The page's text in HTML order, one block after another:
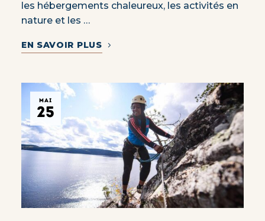
les hébergements chaleureux, les activités en
nature et les …
EN SAVOIR PLUS
MAI
25